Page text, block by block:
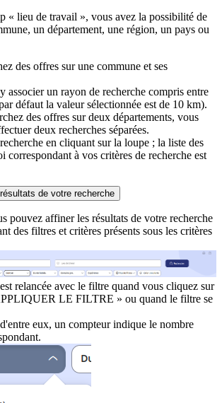
« lieu de travail », vous avez la possibilité de
un département, une région, un pays ou
des offres sur une commune et ses
associer un rayon de recherche compris entre
défaut la valeur sélectionnée est de 10 km).
des offres sur deux départements, vous
deux recherches séparées.
en cliquant sur la loupe ; la liste des
correspondant à vos critères de recherche est
de votre recherche
pouvez affiner les résultats de votre recherche
des filtres et critères présents sous les critères
relancée avec le filtre quand vous cliquez sur
LE FILTRE » ou quand le filtre se
eux, un compteur indique le nombre